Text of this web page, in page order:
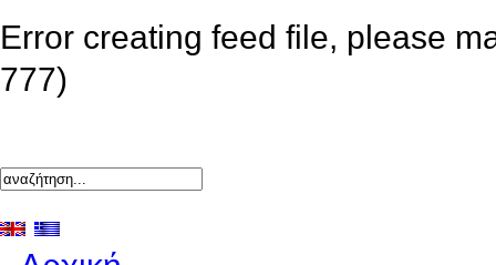
Error creating feed file, please
777)